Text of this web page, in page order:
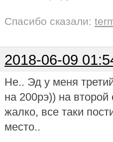
Спасибо сказали:
2018-06-09
Не.. Эд у меня
на 200рэ)) на
жалко, все таки
место..